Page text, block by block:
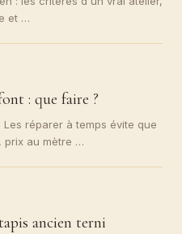
et …
: que faire ?
réparer à temps évite que
prix au mètre …
ancien terni